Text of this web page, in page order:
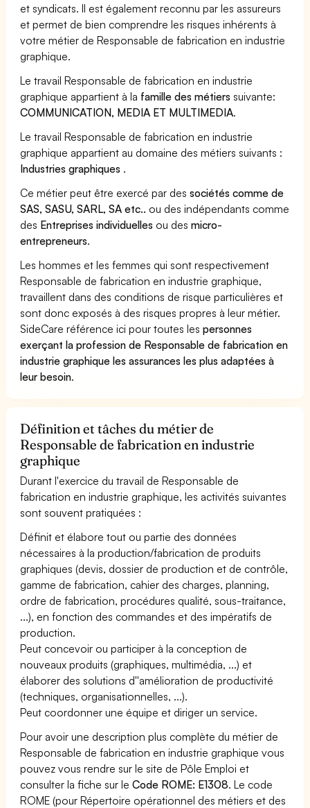
et syndicats. Il est également reconnu par les assureurs
et permet de bien comprendre les risques inhérents à
votre métier de Responsable de fabrication en industrie
graphique.
Le travail Responsable de fabrication en industrie
graphique appartient à la famille des métiers suivante:
COMMUNICATION, MEDIA ET MULTIMEDIA.
Le travail Responsable de fabrication en industrie
graphique appartient au domaine des métiers suivants :
Industries graphiques .
Ce métier peut être exercé par dessociétés comme de
SAS, SASU, SARL, SA etc.. ou des indépendants comme
des Entreprises individuelles ou desmicro-
entrepreneurs.
Les hommes et les femmes qui sont respectivement
Responsable de fabrication en industrie graphique,
travaillent dans des conditions de risque particulières et
sont donc exposés à des risques propres à leur métier.
SideCare référence ici pour toutes lespersonnes
exerçant la profession de Responsable de fabrication en
industrie graphique les assurances les plus adaptées à
leur besoin.
Définition et tâches du métier de
Responsable de fabrication en industrie
graphique
Durant l'exercice du travail de Responsable de
fabrication en industrie graphique, les activités suivantes
sont souvent pratiquées :
Définit et élabore tout ou partie des données
nécessaires à la production/fabrication de produits
graphiques (devis, dossier de production et de contrôle,
gamme de fabrication, cahier des charges, planning,
ordre de fabrication, procédures qualité, sous-traitance,
...), en fonction des commandes et des impératifs de
production.
Peut concevoir ou participer à la conception de
nouveaux produits (graphiques, multimédia, ...) et
élaborer des solutions d''amélioration de productivité
(techniques, organisationnelles, ...).
Peut coordonner une équipe et diriger un service.
Pour avoir une description plus complète du métier de
Responsable de fabrication en industrie graphique vous
pouvez vous rendre sur le site de Pôle Emploi et
consulter la fiche sur leCode ROME: E1308. Le code
ROME (pour Répertoire opérationnel des métiers et des